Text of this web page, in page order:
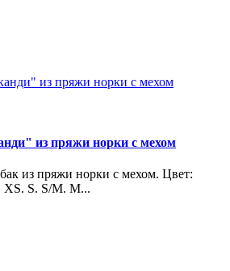
из пряжи норки с мехом
из пряжи норки с мехом. Цвет:
S. S/M. M...